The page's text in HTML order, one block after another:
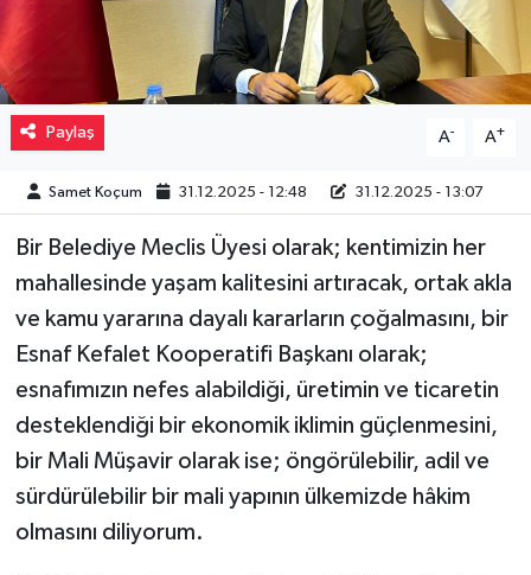
Paylaş A- A+
Samet Koçum 31.12.2025 - 12:48 31.12.2025 - 13:07
Bir Belediye Meclis Üyesi olarak; kentimizin her
mahallesinde yaşam kalitesini artıracak, ortak akla
ve kamu yararına dayalı kararların çoğalmasını, bir
Esnaf Kefalet Kooperatifi Başkanı olarak;
esnafımızın nefes alabildiği, üretimin ve ticaretin
desteklendiği bir ekonomik iklimin güçlenmesini,
bir Mali Müşavir olarak ise; öngörülebilir, adil ve
sürdürülebilir bir mali yapının ülkemizde hâkim
olmasını diliyorum.
Sağlık
Sinemalar
Spor
Teknoloji
Video Haber
Yaşam
Yeme-İçme